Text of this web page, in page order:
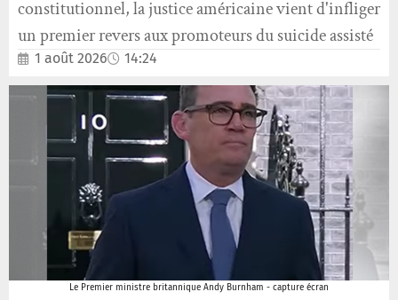
constitutionnel, la justice américaine vient d'infliger
un premier revers aux promoteurs du suicide assisté
1 août 2026 14:24
Le Premier ministre britannique Andy Burnham - capture écran